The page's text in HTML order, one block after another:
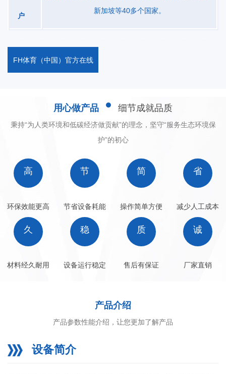
动力消耗明显降低。技术参数型号QK-QB1.5QK-QB3QK-QB5.5QK-
设备高度(mm)1350142019702100226024002500设备直径
(m)12003-2017201720227022702610水深 (m)3-202203-203-
m1.514205.512151823设备特点1、稳定的α值；2、安装快捷、无
需放空曝气池； 3、在池中无需空气冷却；4、无堵塞之忧；5、始
终如一的高效动力效率；6、水下运行，无噪音困扰；7、使用寿命
户
新加坡等40多个国家。
FH体育（中国）官方在线
用心做产品 细节成就品质
秉持“为人类环境和低碳经济做贡献”的理念，坚守“服务生态环境保
护”的初心
高
环保效能更高
节
节省设备耗能
简
操作简单方便
省
减少人工成本
久
材料经久耐用
稳
设备运行稳定
质
售后有保证
诚
厂家直销
产品介绍
产品参数性能介绍，让您更加了解产品
设备简介